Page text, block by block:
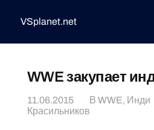
VSplanet.net
WWE закупает
11.06.2015 В WWE, Инди
Красильников